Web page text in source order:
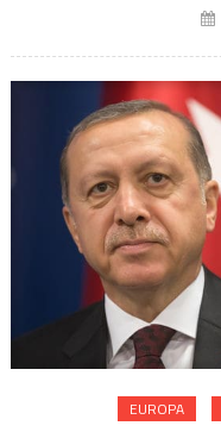
EUROPA